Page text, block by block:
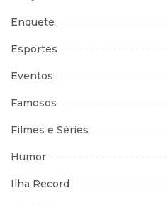
Enquete
Esportes
Eventos
Famosos
Filmes e Séries
Humor
Ilha Record